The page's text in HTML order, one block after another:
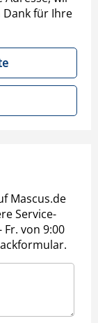
Dank für Ihre
Mascus.de
Service-
Fr. von 9:00